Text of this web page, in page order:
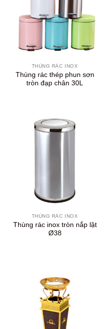
THÙNG RÁC INOX
Thùng rác thép phun sơn
tròn đạp chân 30L
THÙNG RÁC INOX
Thùng rác inox tròn nắp lật
Ø38